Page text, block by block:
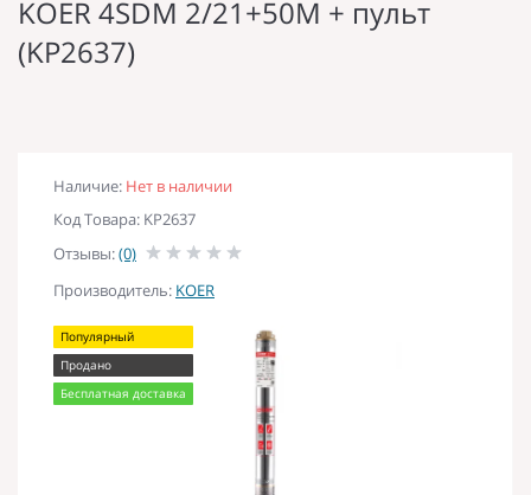
KOER 4SDM 2/21+50M + пульт
(KP2637)
Наличие: Нет в наличии
Код Товара: KP2637
Отзывы:(0)
Производитель: KOER
Популярный
Продано
Бесплатная доставка